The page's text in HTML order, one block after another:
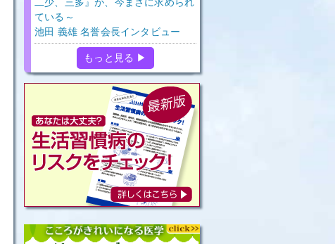
ている～
池田 義雄 名誉会長インタビュー
もっと見る ▶